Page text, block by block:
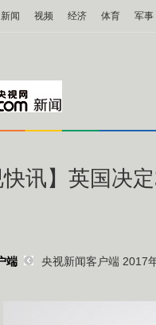
新闻 视频 经济 体育 军事
快讯】英国决
端 央视新闻客户端 2017